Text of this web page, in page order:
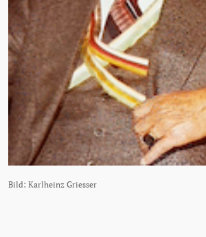
Bild: Karlheinz Griesser